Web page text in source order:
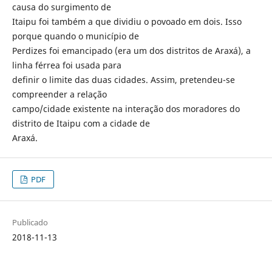
causa do surgimento de
Itaipu foi também a que dividiu o povoado em dois. Isso
porque quando o município de
Perdizes foi emancipado (era um dos distritos de Araxá), a
linha férrea foi usada para
definir o limite das duas cidades. Assim, pretendeu-se
compreender a relação
campo/cidade existente na interação dos moradores do
distrito de Itaipu com a cidade de
Araxá.
PDF
Publicado
2018-11-13